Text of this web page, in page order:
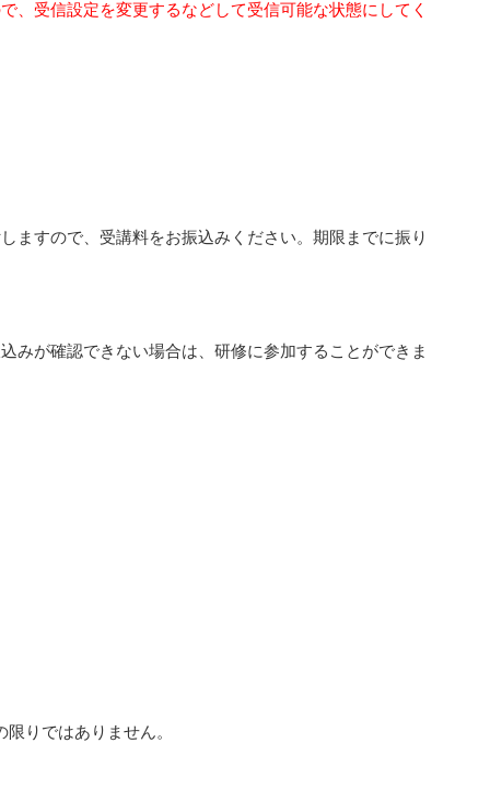
、受信設定を変更するなどして受信可能な状態にしてく
ますので、受講料をお振込みください。期限までに振り
みが確認できない場合は、研修に参加することができま
りではありません。